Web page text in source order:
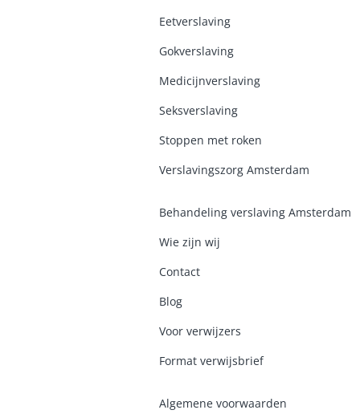
Eetverslaving
Gokverslaving
Medicijnverslaving
Seksverslaving
Stoppen met roken
Verslavingszorg Amsterdam
Behandeling verslaving Amsterdam
Wie zijn wij
Contact
Blog
Voor verwijzers
Format verwijsbrief
Algemene voorwaarden